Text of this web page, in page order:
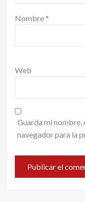
Nombre *
Web
Guarda mi
navegador para la